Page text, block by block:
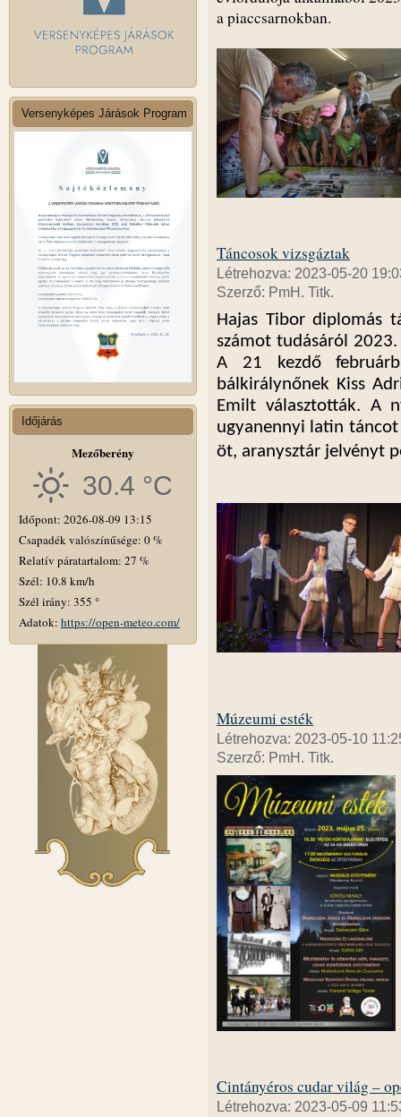
Versenyképes Járások Program
Időjárás
Mezőberény
30.4 °C
Időpont: 2026-08-09 13:15
Csapadék valószínűsége: 0 %
Relatív páratartalom: 27 %
Szél: 10.8 km/h
Szél irány: 355 °
Adatok: https://open-meteo.com/
a piaccsarnokban.
Táncosok vizsgáztak
Létrehozva: 2023-05-20
Szerző: PmH. Titk.
Hajas Tibor diplomás
számot tudásáról
A 21 kezdő
bálkirálynőnek Kiss
Emilt választották. A
ugyanennyi latin
öt, aranysztár jelvényt
Múzeumi esték
Létrehozva: 2023-05-10
Szerző: PmH. Titk.
Cintányéros cudar világ –
Létrehozva: 2023-05-09